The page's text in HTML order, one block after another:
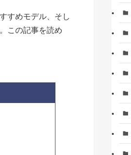
すめモデル、そし
この記事を読め